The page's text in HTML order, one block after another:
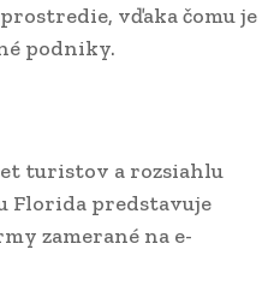
vďaka čomu je
podniky.
turistov a rozsiahlu
predstavuje
zamerané na e-